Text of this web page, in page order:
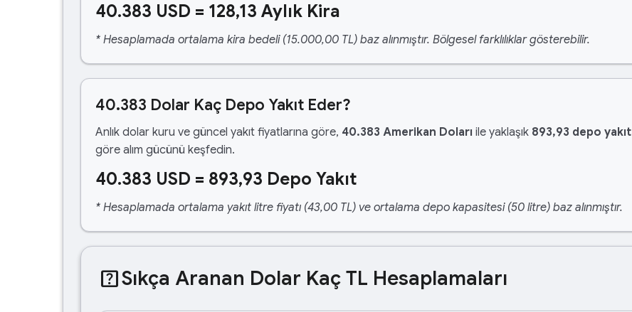
40.383 USD = 128,13 Aylık Kira
* Hesaplamada ortalama kira bedeli (15.000,00 TL) baz alınmıştır. Bölgesel farklılıklar gösterebilir.
40.383 Dolar Kaç Depo Yakıt Eder?
Anlık dolar kuru ve güncel yakıt fiyatlarına göre, 40.383 Amerikan Doları ile yaklaşık 893,93 depo yakıt
göre alım gücünü keşfedin.
40.383 USD = 893,93 Depo Yakıt
* Hesaplamada ortalama yakıt litre fiyatı (43,00 TL) ve ortalama depo kapasitesi (50 litre) baz alınmıştır.
help_centerSıkça Aranan Dolar Kaç TL Hesaplamaları